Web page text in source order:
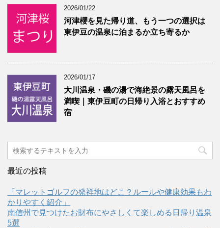
2026/01/22
河津櫻を見た帰り道、もう一つの選択は
東伊豆の温泉に泊まるか立ち寄るか
2026/01/17
大川温泉・磯の湯で海絶景の露天風呂を
満喫｜東伊豆町の日帰り入浴とおすすめ
宿
最近の投稿
「マレットゴルフの発祥地はどこ？ルールや健康効果もわ
かりやすく紹介」
南信州で見つけたお財布にやさしくて楽しめる日帰り温泉
5選